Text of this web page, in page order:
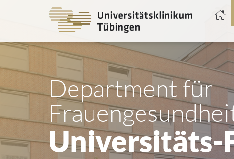
Department für
Universitäts-